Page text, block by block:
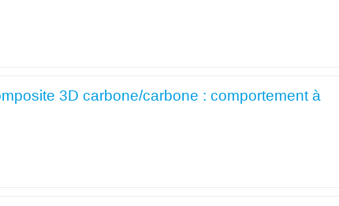
3D carbone/carbone : comportement à